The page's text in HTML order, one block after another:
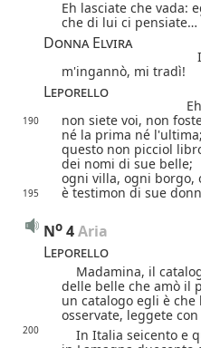
Eh lasciate che vada:
che di lui ci pensiate…
Donna Elvira
m'ingannò, mi tradì!
Leporello
190 non siete voi, non
né la prima né
questo non picciol
dei nomi di sue belle;
ogni villa, ogni borgo,
195 è testimon di sue
No 4 Aria
Leporello
Madamina, il
delle belle che amò il
un catalogo egli è che
osservate, leggete con
200 In Italia seicento e